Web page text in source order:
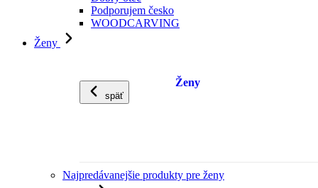
Podporujem česko
WOODCARVING
Ženy
späť
Ženy
Najpredávanejšie produkty pre ženy